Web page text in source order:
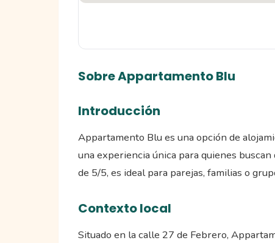
Sobre Appartamento Blu
Introducción
Appartamento Blu es una opción de
una experiencia única para quienes
de 5/5, es ideal para parejas, familias o
Contexto local
Situado en la calle 27 de Febrero,